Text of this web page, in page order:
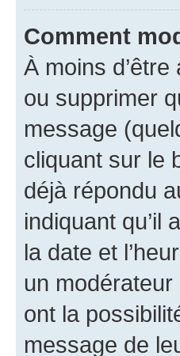
Comment
À moins
ou supprimer
message
cliquant sur le
déjà répondu
indiquant qu’il
la date et
un
ont la
message de